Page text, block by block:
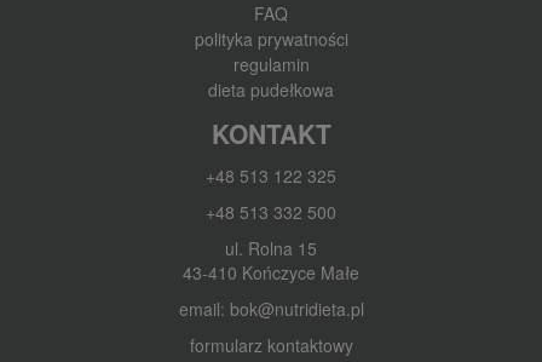
FAQ
polityka prywatności
regulamin
dieta pudełkowa
KONTAKT
+48 513 122 325
+48 513 332 500
ul. Rolna 15
43-410 Kończyce Małe
email: bok@nutridieta.pl
formularz kontaktowy